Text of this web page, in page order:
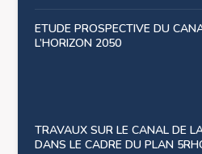
ETUDE PROSPECTIVE DU
L’HORIZON 2050
TRAVAUX SUR LE CANAL DE
DANS LE CADRE DU PLAN